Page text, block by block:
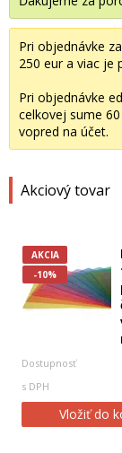
Pri objednávke
250 eur a viac je
Pri objednávke
celkovej sume
vopred na účet.
Akciový tovar
AKCIA
-10%
Dostupnosť
s DPH
Vložiť do